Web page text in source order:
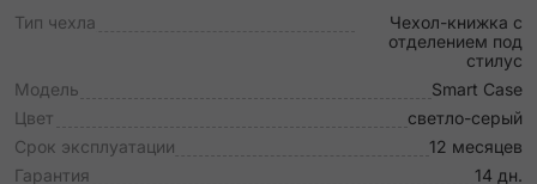
Тип чехла
Чехол-книжка c
отделением под
стилус
Модель
Smart Case
Цвет
светло-серый
Срок эксплуатации
12 месяцев
Гарантия
14 дн.